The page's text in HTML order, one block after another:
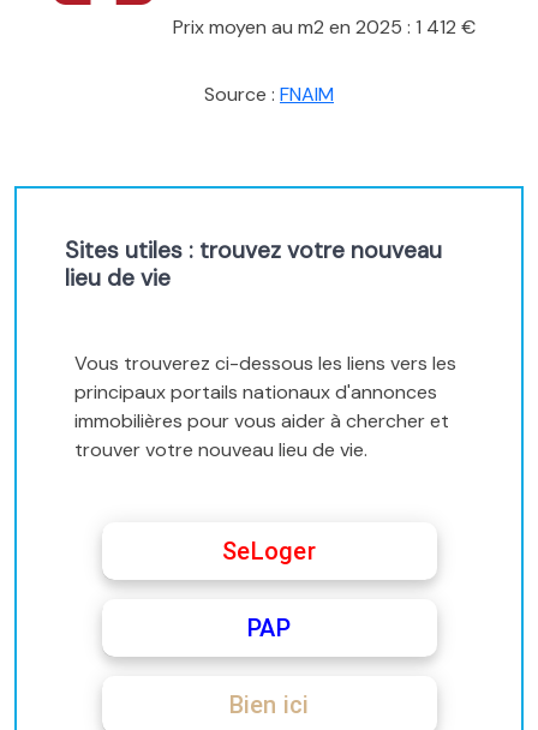
Prix moyen au m2 en 2025 : 1 412 €
Source : FNAIM
Sites utiles : trouvez votre nouveau
lieu de vie
Vous trouverez ci-dessous les liens vers les
principaux portails nationaux d'annonces
immobilières pour vous aider à chercher et
trouver votre nouveau lieu de vie.
SeLoger
PAP
Bien ici